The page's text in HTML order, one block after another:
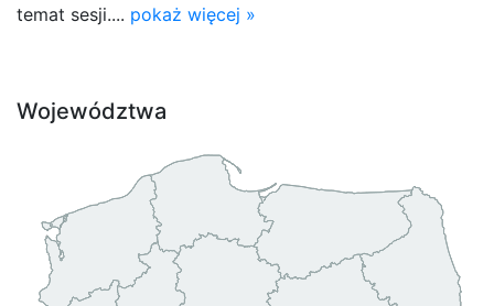
temat sesji.... pokaż więcej »
Województwa